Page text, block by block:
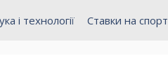
і технології Ставки на спорт